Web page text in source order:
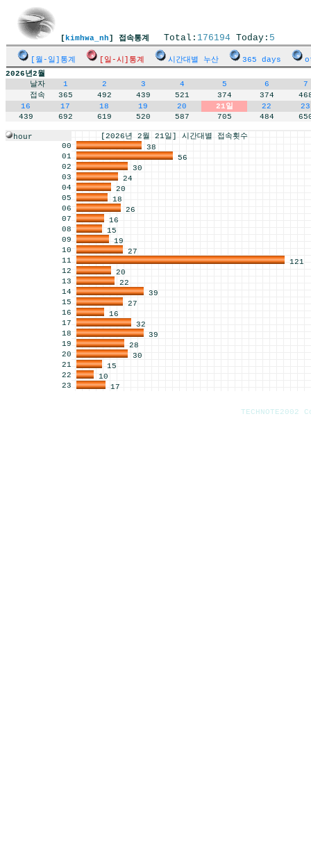
[ kimhwa_nh] 접속통계 Total: 176194 Today: 5
[월-일]통계 [일-시]통계 시간대별 누산 365 days
2026년2월
날자
1 2 3 4 5 6
7
접속
365 492 439 521 374 374
16
17 18 19 20 21일 22
23
439
692 619 520 587 705 484
hour
[2026년 2월 21일] 시간대별 접속횟수
00
38
01
56
02
30
03
24
04
20
05
18
06
26
07
16
08
15
09
19
10
27
11
121
12
20
13
22
14
39
15
27
16
16
17
32
18
39
19
28
20
30
21
15
22
10
23
17